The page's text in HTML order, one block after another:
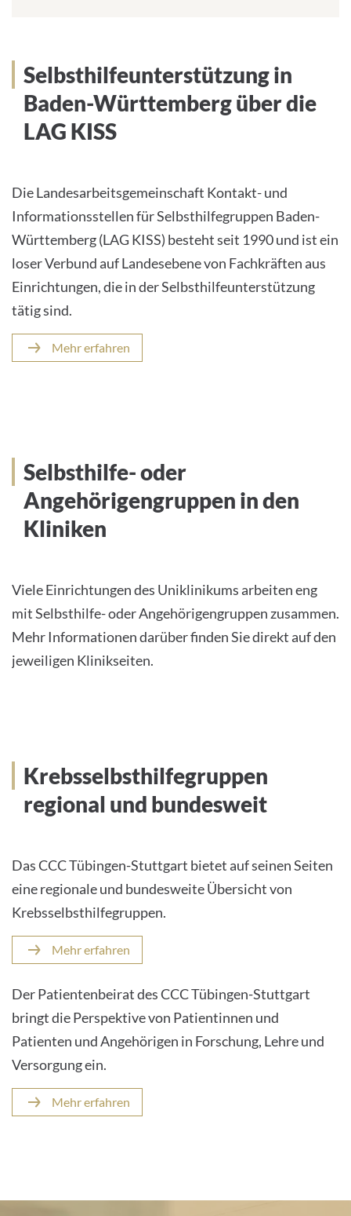
Selbsthilfeunterstützung in
Baden-Württemberg über die
LAG KISS
Die Landesarbeitsgemeinschaft Kontakt- und
Informationsstellen für Selbsthilfegruppen Baden-
Württemberg (LAG KISS) besteht seit 1990 und ist ein
loser Verbund auf Landesebene von Fachkräften aus
Einrichtungen, die in der Selbsthilfeunterstützung
tätig sind.
Mehr erfahren
Selbsthilfe- oder
Angehörigengruppen in den
Kliniken
Viele Einrichtungen des Uniklinikums arbeiten eng
mit Selbsthilfe- oder Angehörigengruppen zusammen.
Mehr Informationen darüber finden Sie direkt auf den
jeweiligen Klinikseiten.
Krebsselbsthilfegruppen
regional und bundesweit
Das CCC Tübingen-Stuttgart bietet auf seinen Seiten
eine regionale und bundesweite Übersicht von
Krebsselbsthilfegruppen.
Mehr erfahren
Der Patientenbeirat des CCC Tübingen-Stuttgart
bringt die Perspektive von Patientinnen und
Patienten und Angehörigen in Forschung, Lehre und
Versorgung ein.
Mehr erfahren